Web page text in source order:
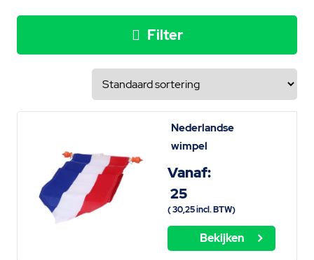
Filter
Nederlandse
wimpel
Vanaf:
25
(30,25incl. BTW)
Bekijken